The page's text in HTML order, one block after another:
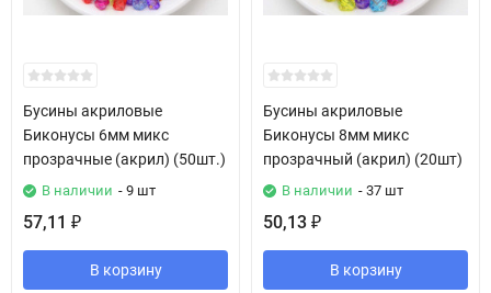
Бусины акриловые
Биконусы 6мм микс
прозрачные (акрил) (50шт.)
В наличии - 9 шт
57,11 ₽
В корзину
Бусины акриловые
Биконусы 8мм микс
прозрачный (акрил) (20шт)
В наличии - 37 шт
50,13 ₽
В корзину